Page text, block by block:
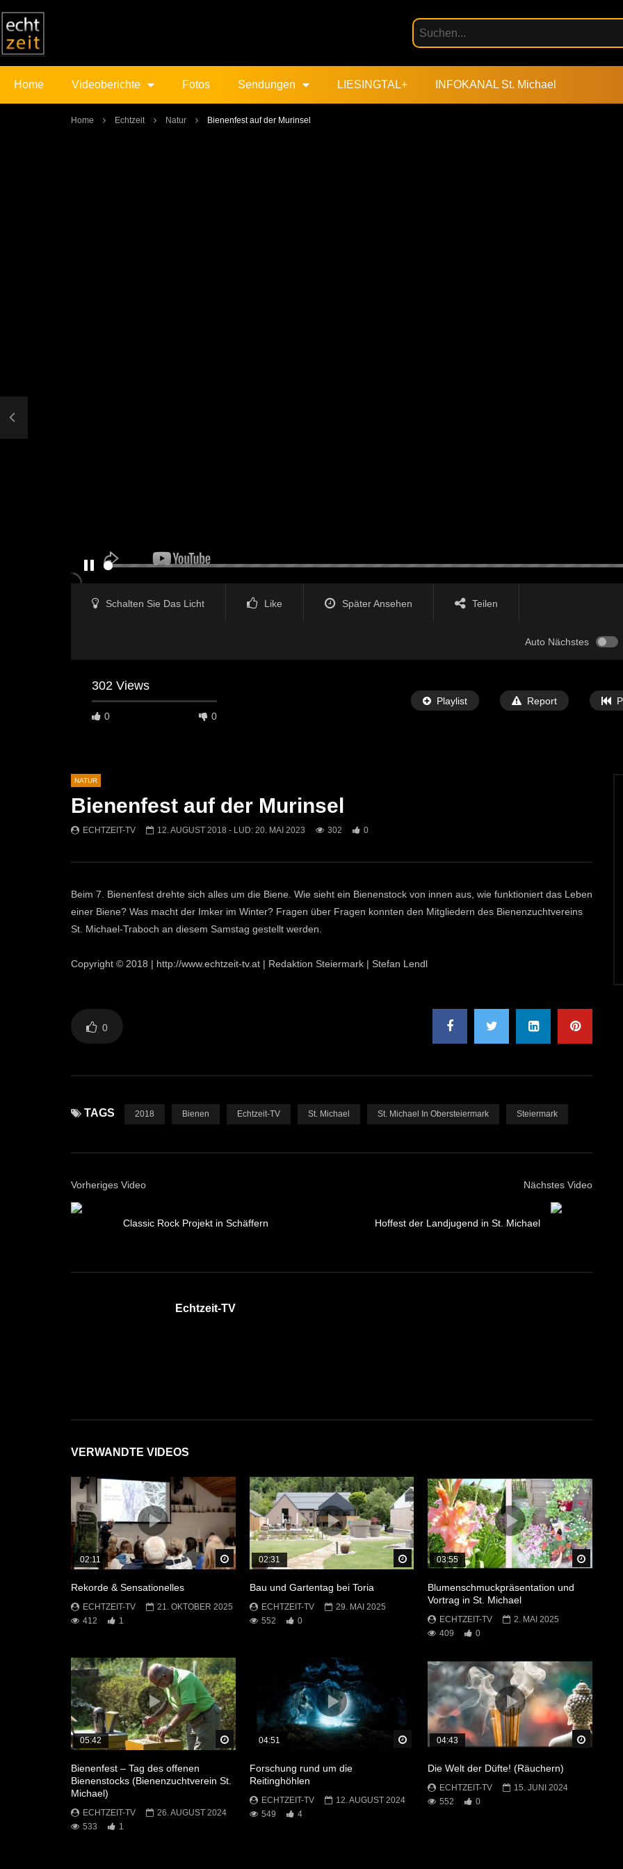
Home Videoberichte Fotos Sendungen LIESINGTAL+ INFOKANAL St. Michael
Home Echtzeit Natur Bienenfest auf der Murinsel
Schalten Sie Das Licht Like Später Ansehen Teilen
Auto Nächstes
302 Views
0 0
Playlist Report
Später Ansehen
02:11 02:31
NATUR
Bienenfest auf der Murinsel
ECHTZEIT-TV 12. AUGUST 2018 - LUD: 20. MAI 2023 302 0
Beim 7. Bienenfest drehte sich alles um die Biene. Wie sieht ein Bienenstock von innen aus, wie funktioniert das Leben
einer Biene? Was macht der Imker im Winter? Fragen über Fragen konnten den Mitgliedern des Bienenzuchtvereins
St. Michael-Traboch an diesem Samstag gestellt werden.
Copyright © 2018 | http://www.echtzeit-tv.at | Redaktion Steiermark | Stefan Lendl
0
TAGS 2018 Bienen Echtzeit-TV St. Michael St. Michael In Obersteiermark Steiermark
Vorheriges Video
Classic Rock Projekt in Schäffern
Nächstes Video
Hoffest der Landjugend in St. Michael
Echtzeit-TV
VERWANDTE VIDEOS
Später Ansehen
02:11
Rekorde & Sensationelles
ECHTZEIT-TV
21. OKTOBER 2025
412
1
Später Ansehen
02:31
Bau und Gartentag bei Toria
ECHTZEIT-TV
29. MAI 2025
552
0
Später
03:55
Blumenschmuckpräsentation und
Vortrag in St. Michael
ECHTZEIT-TV
2. MAI 2025
409
0
Später Ansehen
05:42
Bienenfest – Tag des offenen
Bienenstocks (Bienenzuchtverein St.
Michael)
ECHTZEIT-TV
26. AUGUST 2024
533
1
Später Ansehen
04:51
Forschung rund um die
Reitinghöhlen
ECHTZEIT-TV
12. AUGUST 2024
549
4
04:43
Die Welt der Düfte! (Räuchern)
ECHTZEIT-TV
15. JUNI 2024
552
0